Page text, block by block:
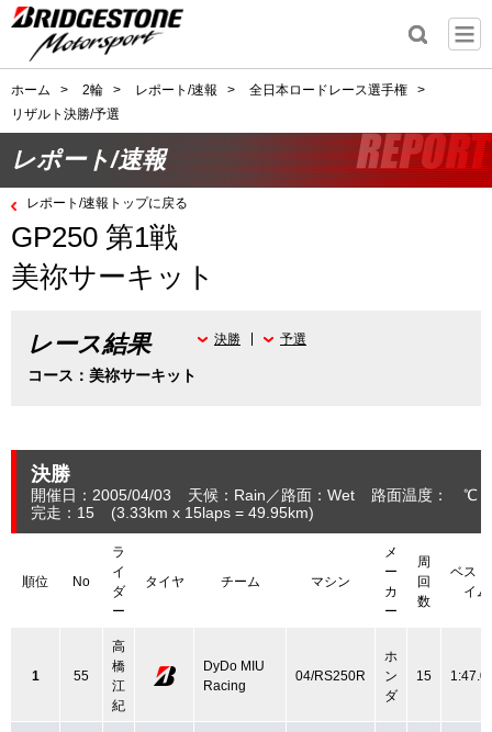
ホーム > 2輪 > レポート/速報 > 全日本ロードレース選手権
>
リザルト決勝/予選
レポート/速報
レポート/速報トップに戻る
GP250 第1戦
美祢サーキット
レース結果
コース：美祢サーキット
決勝 予選
決勝
開催日：2005/04/03 天候：Rain 路面：Wet
路面温度： ℃
完走：15
(3.33km x 15laps = 49.95km)
順位 No
ラ
イ
ダ
ー
タイヤ チーム マシン
メ
ー
カ
ー
周
回
数
ベス
イム
1 55
高
橋
江
紀
DyDo MIU
Racing
04/RS250R
ホ
ン
ダ
15